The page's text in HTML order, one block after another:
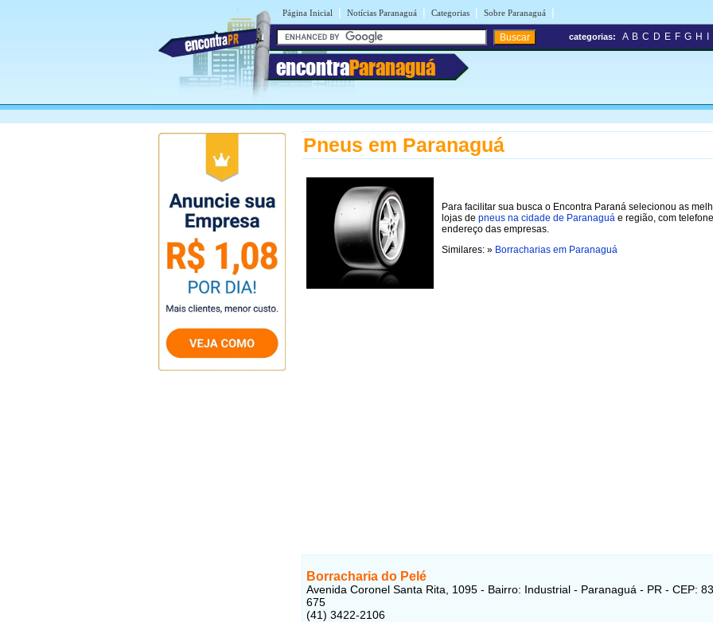
Página Inicial | Notícias Paranaguá | Categorias | Sobre Paranaguá |
encontraParanaguá
categorias: A B C D E F G H
Pneus em Paranaguá
Para facilitar sua busca o Encontra Paraná selecionou as
lojas de pneus na cidade de Paranaguá e região, com
endereço das empresas.
Similares: » Borracharias em Paranaguá
Borracharia do Pelé
Avenida Coronel Santa Rita, 1095 - Bairro: Industrial - Paranaguá - PR - CEP:
675
(41) 3422-2106